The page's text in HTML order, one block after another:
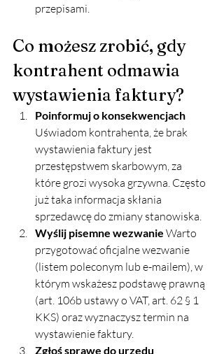
przepisami.
Co możesz zrobić, gdy
kontrahent odmawia
wystawienia faktury?
Poinformuj o konsekwencjach
Uświadom kontrahenta, że brak
wystawienia faktury jest
przestępstwem skarbowym, za
które grozi wysoka grzywna. Często
już taka informacja skłania
sprzedawcę do zmiany stanowiska.
Wyślij pisemne wezwanie Warto
przygotować oficjalne wezwanie
(listem poleconym lub e-mailem), w
którym wskażesz podstawę prawną
(art. 106b ustawy o VAT, art. 62 § 1
KKS) oraz wyznaczysz termin na
wystawienie faktury.
Zgłoś sprawę do urzędu